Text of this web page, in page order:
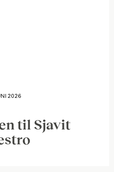
til Sjavit
2026